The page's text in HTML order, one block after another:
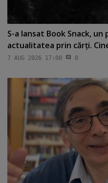
S-a lansat Book Snack,
actualitatea prin cărţi.
7 AUG 2026 17:00 0